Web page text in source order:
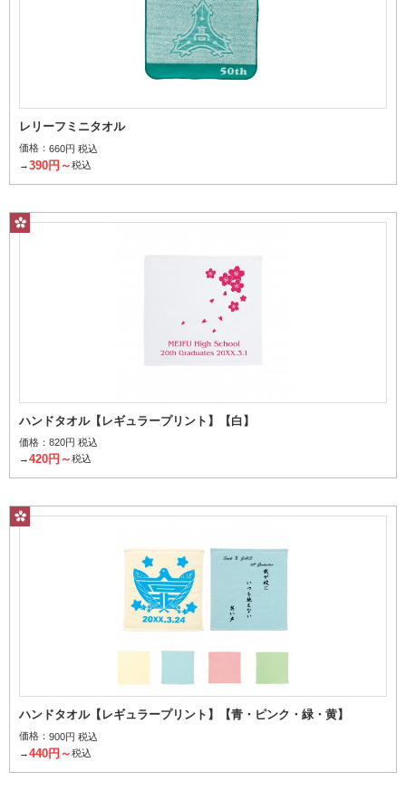
パイルの深さと密度でデザインを表現
レリーフミニタオル
価格： 660円 税込
→390円～税込
ハンドタオル【レギュラープリント】【白】
価格： 820円 税込
→420円～税込
ハンドタオル【レギュラープリント】【青・ピンク・緑・黄】
価格： 900円 税込
→440円～税込